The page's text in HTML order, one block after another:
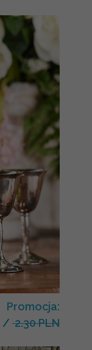
Promocja:
/ 2.30 PLN